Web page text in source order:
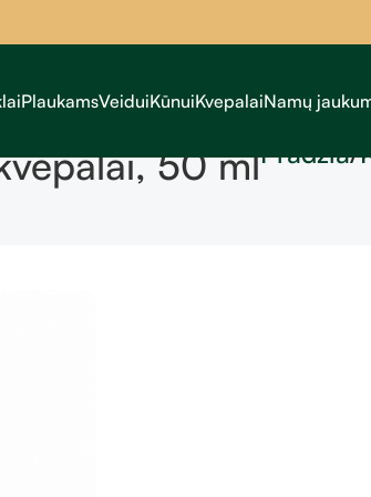
PlaukamsVeiduiKūnuiKvepalaiNamų
50 mlPradžia